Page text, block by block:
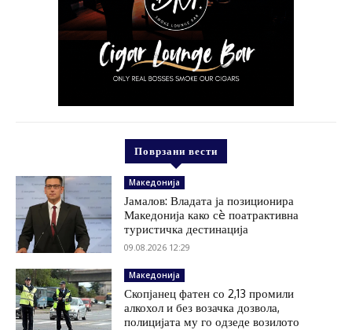
Поврзани вести
Македонија
Јамалов: Владата ја позиционира
Македонија како сè поатрактивна
туристичка дестинација
09.08.2026 12:29
Македонија
Скопјанец фатен со 2,13 промили
алкохол и без возачка дозвола,
полицијата му го одзеде возилото